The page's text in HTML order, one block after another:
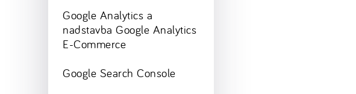
Google Analytics a
nadstavba Google Analytics
E-Commerce
Google Search Console